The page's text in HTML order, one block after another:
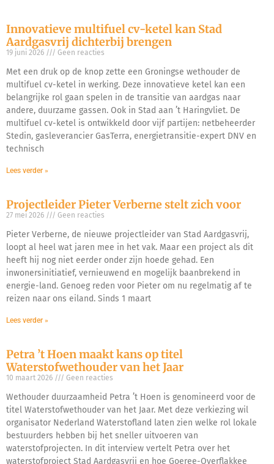
Innovatieve multifuel cv-ketel kan Stad
Aardgasvrij dichterbij brengen
19 juni 2026 Geen reacties
Met een druk op de knop zette een Groningse wethouder de
multifuel cv-ketel in werking. Deze innovatieve ketel kan een
belangrijke rol gaan spelen in de transitie van aardgas naar
andere, duurzame gassen. Ook in Stad aan ’t Haringvliet. De
multifuel cv-ketel is ontwikkeld door vijf partijen: netbeheerder
Stedin, gasleverancier GasTerra, energietransitie-expert DNV en
technisch
Lees verder »
Projectleider Pieter Verberne stelt zich voor
27 mei 2026 Geen reacties
Pieter Verberne, de nieuwe projectleider van Stad Aardgasvrij,
loopt al heel wat jaren mee in het vak. Maar een project als dit
heeft hij nog niet eerder onder zijn hoede gehad. Een
inwonersinitiatief, vernieuwend en mogelijk baanbrekend in
energie-land. Genoeg reden voor Pieter om nu regelmatig af te
reizen naar ons eiland. Sinds 1 maart
Lees verder »
Petra ’t Hoen maakt kans op titel
Waterstofwethouder van het Jaar
10 maart 2026 Geen reacties
Wethouder duurzaamheid Petra ’t Hoen is genomineerd voor de
titel Waterstofwethouder van het Jaar. Met deze verkiezing wil
organisator Nederland Waterstofland laten zien welke rol lokale
bestuurders hebben bij het sneller uitvoeren van
waterstofprojecten. In dit interview vertelt Petra over het
waterstofproject Stad Aardgasvrij en hoe Goeree-Overflakkee